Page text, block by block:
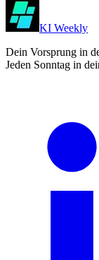
KI Weekly
Dein Vorsprung in
Jeden Sonntag in